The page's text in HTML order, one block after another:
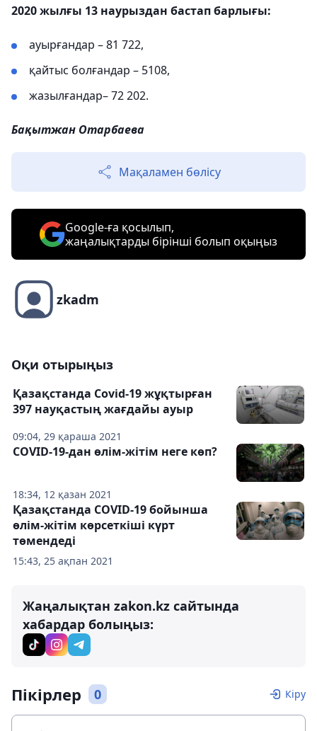
2020 жылғы 13 наурыздан бастап барлығы:
ауырғандар – 81 722,
қайтыс болғандар – 5108,
жазылғандар– 72 202.
Бақытжан Отарбаева
Мақаламен бөлісу
Google-ға қосылып,
жаңалықтарды бірінші болып оқыңыз
zkadm
Оқи отырыңыз
09:04, 29 қараша 2021
Қазақстанда Covid-19 жұқтырған
397 науқастың жағдайы ауыр
18:34, 12 қазан 2021
COVID-19-дан өлім-жітім неге көп?
15:43, 25 ақпан 2021
Қазақстанда COVID-19 бойынша
өлім-жітім көрсеткіші күрт
төмендеді
Жаңалықтан zakon.kz сайтында
хабардар болыңыз:
Пікірлер 0 Кіру